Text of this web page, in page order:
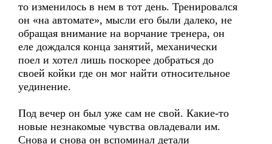
то изменилось в нем в тот день. Тренировался
он «на автомате», мысли его были далеко, не
обращая внимание на ворчание тренера, он
еле дождался конца занятий, механически
поел и хотел лишь поскорее добраться до
своей койки где он мог найти относительное
уединение.
Под вечер он был уже сам не свой. Какие-то
новые незнакомые чувства овладевали им.
Снова и снова он вспоминал детали